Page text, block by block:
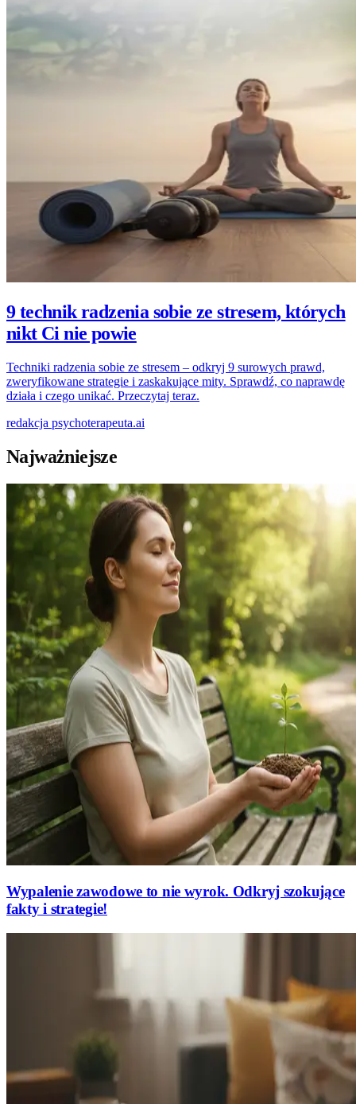
9 technik radzenia sobie ze stresem, których
nikt Ci nie powie
Techniki radzenia sobie ze stresem – odkryj 9 surowych prawd,
zweryfikowane strategie i zaskakujące mity. Sprawdź, co naprawdę
działa i czego unikać. Przeczytaj teraz.
redakcja psychoterapeuta.ai
Najważniejsze
Wypalenie zawodowe to nie wyrok. Odkryj szokujące
fakty i strategie!